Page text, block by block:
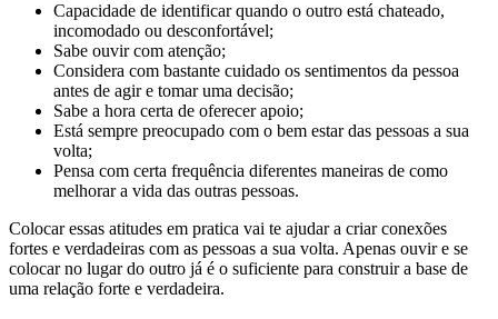
Capacidade de identificar quando o outro está chateado,
incomodado ou desconfortável;
Sabe ouvir com atenção;
Considera com bastante cuidado os sentimentos da pessoa
antes de agir e tomar uma decisão;
Sabe a hora certa de oferecer apoio;
Está sempre preocupado com o bem estar das pessoas a sua
volta;
Pensa com certa frequência diferentes maneiras de como
melhorar a vida das outras pessoas.
Colocar essas atitudes em pratica vai te ajudar a criar conexões
fortes e verdadeiras com as pessoas a sua volta. Apenas ouvir e se
colocar no lugar do outro já é o suficiente para construir a base de
uma relação forte e verdadeira.